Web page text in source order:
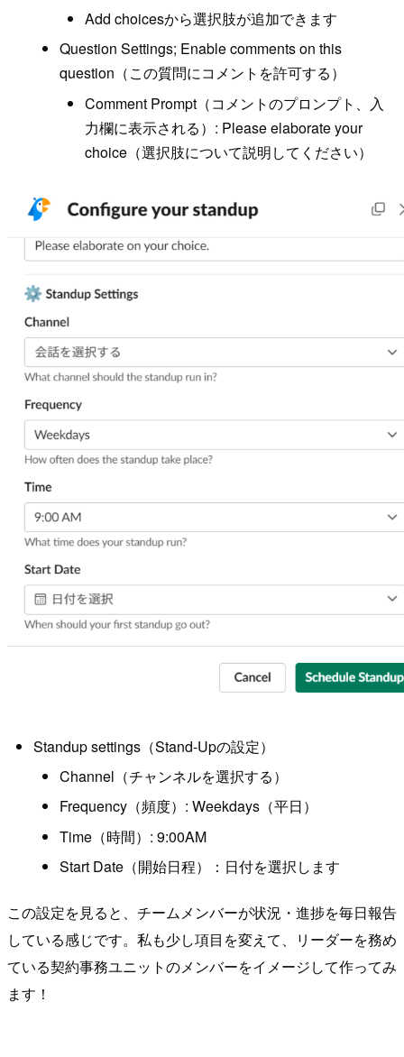
Add choicesから選択肢が追加できます
Question Settings; Enable comments on this
question（この質問にコメントを許可する）
Comment Prompt（コメントのプロンプト、入
力欄に表示される）: Please elaborate your
choice（選択肢について説明してください）
Standup settings（Stand-Upの設定）
Channel（チャンネルを選択する）
Frequency（頻度）: Weekdays（平日）
Time（時間）: 9:00AM
Start Date（開始日程）：日付を選択します
この設定を見ると、チームメンバーが状況・進捗を毎日報告
している感じです。私も少し項目を変えて、リーダーを務め
ている契約事務ユニットのメンバーをイメージして作ってみ
ます！